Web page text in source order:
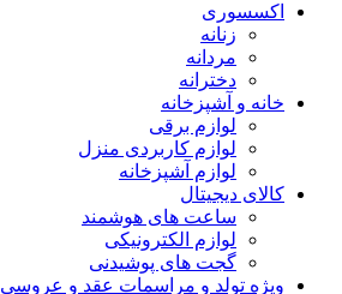
اکسسوری
زنانه
مردانه
دخترانه
خانه و آشپزخانه
لوازم برقی
لوازم کاربردی منزل
لوازم آشپزخانه
کالای دیجیتال
ساعت های هوشمند
لوازم الکترونیکی
گجت های پوشیدنی
ویژه تولد و مراسمات عقد و عروسی